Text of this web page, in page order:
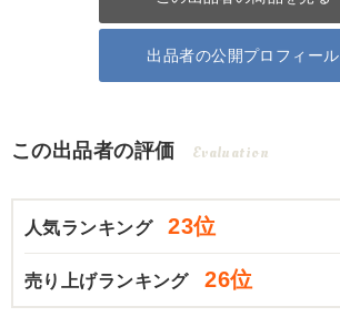
出品者の公開プロフィール
この出品者の評価 Evaluation
人気ランキング 23位
売り上げランキング 26位